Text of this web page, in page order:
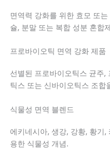
면역력 강화를 위한 효모 또
슐, 분말 또는 복합 성분 혼합
프로바이오틱 면역 강화 제품
선별된 프로바이오틱스 균주,
틱스 또는 신바이오틱스 조합
식물성 면역 블렌드
에키네시아, 생강, 강황, 황기
용한 식물성 개념.